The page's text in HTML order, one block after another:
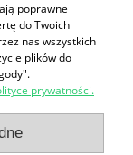
poprawne
do Twoich
nas wszystkich
plików do
prywatności.